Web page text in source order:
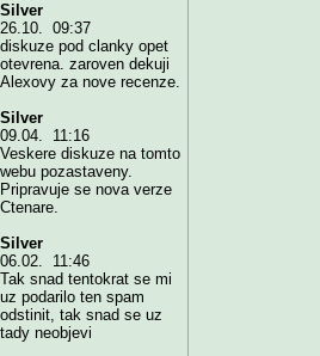
Silver
26.10. 09:37
diskuze pod clanky opet
otevrena. zaroven dekuji
Alexovy za nove recenze.
Silver
09.04. 11:16
Veskere diskuze na tomto
webu pozastaveny.
Pripravuje se nova verze
Ctenare.
Silver
06.02. 11:46
Tak snad tentokrat se mi
uz podarilo ten spam
odstinit, tak snad se uz
tady neobjevi